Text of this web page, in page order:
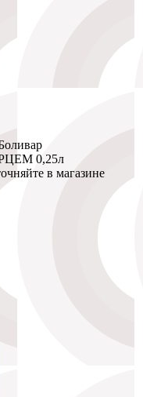
0,25л
в магазине